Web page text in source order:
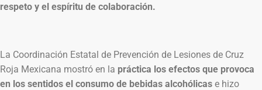
respeto y el espíritu de colaboración.
La Coordinación Estatal de Prevención de Lesiones de Cruz
Roja Mexicana mostró en la práctica los efectos que provoca
en los sentidos el consumo de bebidas alcohólicas e hizo